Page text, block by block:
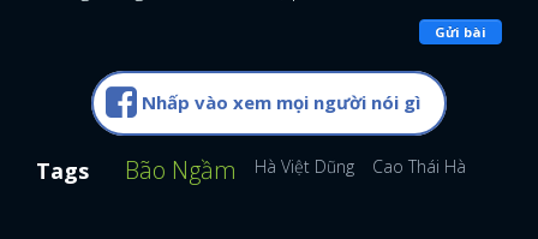
Gửi bài
Nhấp vào xem mọi người nói gì
Tags Bão Ngầm Hà Việt Dũng Cao Thái Hà